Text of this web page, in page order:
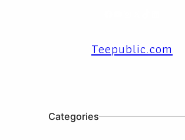
Teepublic.com
Categories